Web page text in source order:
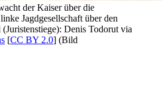
der Kaiser über die
Jagdgesellschaft über den
Denis Todorut via
[CC BY 2.0] (Bild